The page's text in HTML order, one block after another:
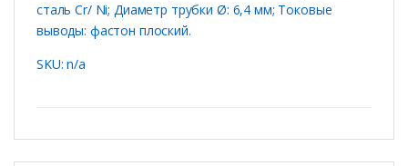
сталь Cr/ Ni; Диаметр трубки Ø: 6,4 мм; Токовые
выводы: фастон плоский.
SKU: n/a